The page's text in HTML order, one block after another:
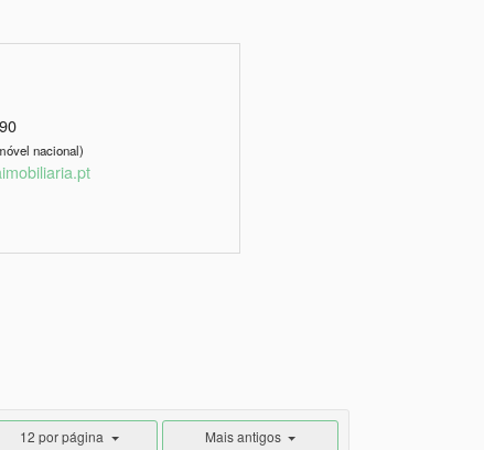
nacional)
12 por página Mais antigos